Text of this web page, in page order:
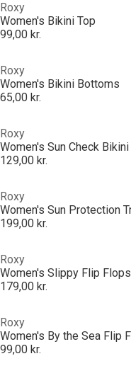
Roxy
Women's Bikini Top
99,00 kr.
Roxy
Women's Bikini Bottoms
65,00 kr.
Roxy
129,00 kr.
Roxy
199,00 kr.
Roxy
Women's Slippy Flip Flops
179,00 kr.
Roxy
99,00 kr.